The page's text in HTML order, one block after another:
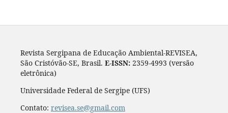
Revista Sergipana de Educação Ambiental-REVISEA,
São Cristóvão-SE, Brasil. E-ISSN:2359-4993 (versão
eletrônica)
Universidade Federal de Sergipe (UFS)
Contato: revisea.se@gmail.com